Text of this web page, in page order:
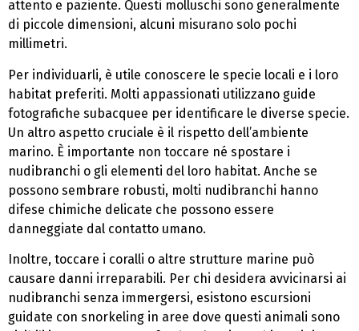
attento e paziente. Questi molluschi sono generalmente
di piccole dimensioni, alcuni misurano solo pochi
millimetri.
Per individuarli, è utile conoscere le specie locali e i loro
habitat preferiti. Molti appassionati utilizzano guide
fotografiche subacquee per identificare le diverse specie.
Un altro aspetto cruciale è il rispetto dell’ambiente
marino. È importante non toccare né spostare i
nudibranchi o gli elementi del loro habitat. Anche se
possono sembrare robusti, molti nudibranchi hanno
difese chimiche delicate che possono essere
danneggiate dal contatto umano.
Inoltre, toccare i coralli o altre strutture marine può
causare danni irreparabili. Per chi desidera avvicinarsi ai
nudibranchi senza immergersi, esistono escursioni
guidate con snorkeling in aree dove questi animali sono